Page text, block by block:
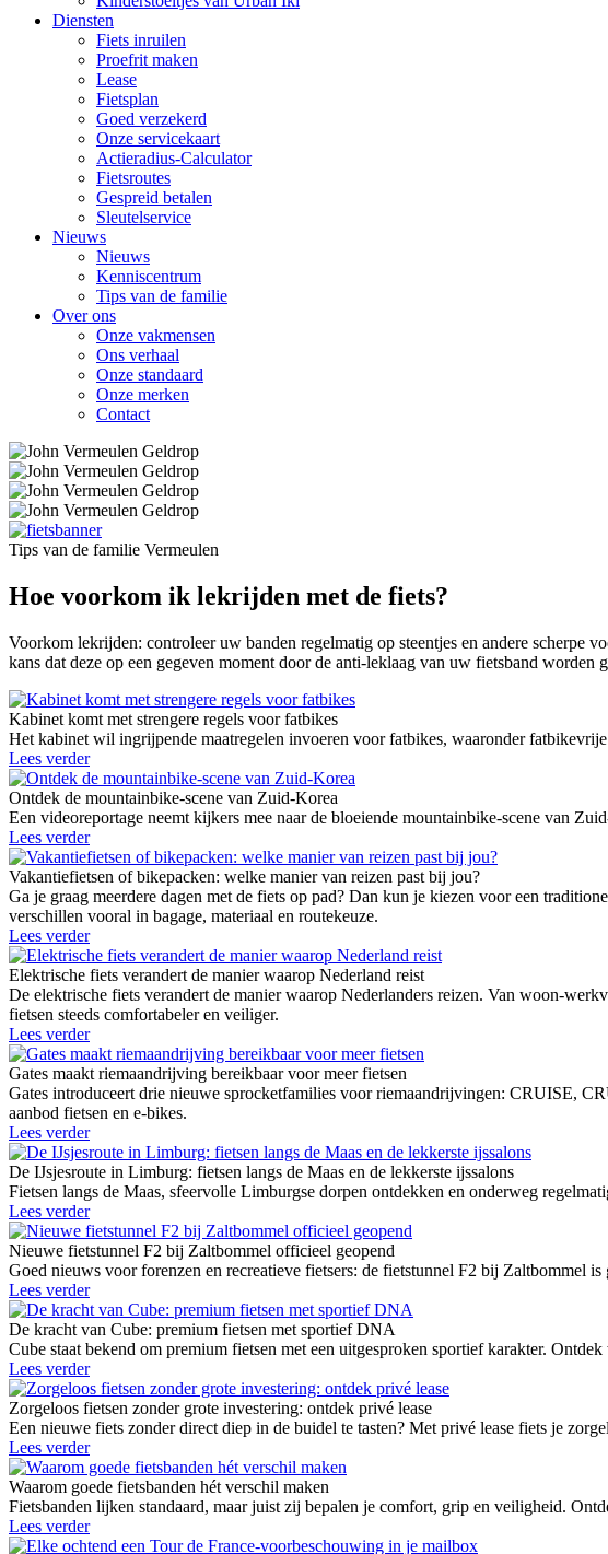
Diensten
Fiets inruilen
Proefrit maken
Lease
Fietsplan
Goed verzekerd
Onze servicekaart
Actieradius-Calculator
Fietsroutes
Gespreid betalen
Sleutelservice
Nieuws
Nieuws
Kenniscentrum
Tips van de familie
Over ons
Onze vakmensen
Ons verhaal
Onze standaard
Onze merken
Contact
Tips van de familie Vermeulen
Hoe voorkom ik lekrijden met de fiets?
Voorkom lekrijden: controleer uw banden regelmatig op steentjes en andere scherpe
kans dat deze op een gegeven moment door de anti-leklaag van uw fietsband worden
Kabinet komt met strengere regels voor fatbikes
Het kabinet wil ingrijpende maatregelen invoeren voor fatbikes, waaronder
Lees verder
Ontdek de mountainbike-scene van Zuid-Korea
Een videoreportage neemt kijkers mee naar de bloeiende mountainbike-scene van
Lees verder
Vakantiefietsen of bikepacken: welke manier van reizen past bij jou?
Ga je graag meerdere dagen met de fiets op pad? Dan kun je kiezen voor een
verschillen vooral in bagage, materiaal en routekeuze.
Lees verder
Elektrische fiets verandert de manier waarop Nederland reist
De elektrische fiets verandert de manier waarop Nederlanders reizen. Van woon-
fietsen steeds comfortabeler en veiliger.
Lees verder
Gates maakt riemaandrijving bereikbaar voor meer fietsen
Gates introduceert drie nieuwe sprocketfamilies voor riemaandrijvingen: CRUISE,
aanbod fietsen en e-bikes.
Lees verder
De IJsjesroute in Limburg: fietsen langs de Maas en de lekkerste ijssalons
Fietsen langs de Maas, sfeervolle Limburgse dorpen ontdekken en onderweg
Lees verder
Nieuwe fietstunnel F2 bij Zaltbommel officieel geopend
Goed nieuws voor forenzen en recreatieve fietsers: de fietstunnel F2 bij Zaltbommel
Lees verder
De kracht van Cube: premium fietsen met sportief DNA
Cube staat bekend om premium fietsen met een uitgesproken sportief karakter.
Lees verder
Zorgeloos fietsen zonder grote investering: ontdek privé lease
Een nieuwe fiets zonder direct diep in de buidel te tasten? Met privé lease fiets je
Lees verder
Waarom goede fietsbanden hét verschil maken
Fietsbanden lijken standaard, maar juist zij bepalen je comfort, grip en veiligheid.
Lees verder